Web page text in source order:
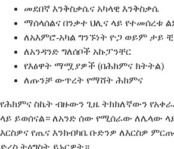
መደበኛ እንቅስቃሴና አካላዊ እንቅስቃሴ
ማሰላሰልና በንቃተ ህሊና ላይ የተመሰረቱ
ለአእምሮ-አካል ግንኙነት ዮጋ ወይም ታይ ቺ
ለአንዳንድ ግለሰቦች አኩፓንቸር
የእፅዋት ማሟያዎች (በሕክምና ክትትል)
ለጡንቻ ውጥረት የማሸት ሕክምና
የሕክምና ስኬት ብዙውን ጊዜ ትክክለኛውን
ላይ ይወሰናል። ለአንድ ሰው የሚሰራው ለሌላው
እርስዎና የጤና እንክብካቤ ቡድንዎ ለእርስዎ